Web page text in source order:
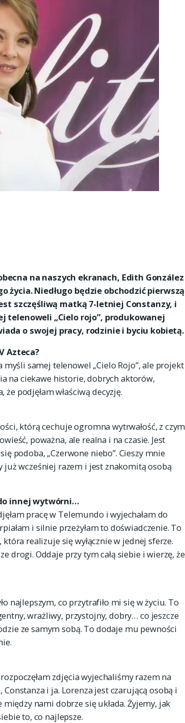
na naszych ekranach, Edith González
życia. Niedługo będzie obchodzić pierwszą
szczęśliwą matką 7-letniej Constanzy, i
telenoweli „Cielo rojo”, produkowanej
o swojej pracy, rodzinie i byciu kobietą.
Azteca?
samej telenowel „Cielo Rojo”, ale projekt
na ciekawe historie, dobrych aktorów,
podjęłam właściwą decyzję.
którą cechuje ogromna wytrwałość, z czym
poważna, ale realna i na czasie. Jest
podoba, „Czerwone niebo”. Cieszy mnie
wcześniej razem i jest znakomitą osobą
innej wytwórni…
pracę w Telemundo i wyjechałam do
i silnie przeżyłam to doświadczenie. To
realizuje się wyłącznie w jednej sferze.
drogi. Oddaje przy tym całą siebie i wierzę, że
najlepszym, co przytrafiło mi się w życiu. To
wrażliwy, przystojny, dobry… co jeszcze
ze samym sobą. To dodaje mu pewności
zdjęcia wyjechaliśmy razem na
i ja. Lorenza jest czarującą osobą i
nami dobrze się układa. Żyjemy, jak
to, co najlepsze.